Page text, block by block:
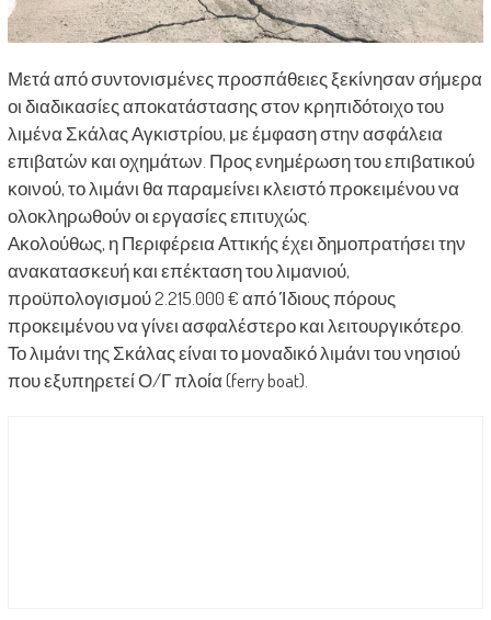
Μετά από συντονισμένες προσπάθειες ξεκίνησαν σήμερα
οι διαδικασίες αποκατάστασης στον κρηπιδότοιχο του
λιμένα Σκάλας Αγκιστρίου, με έμφαση στην ασφάλεια
επιβατών και οχημάτων. Προς ενημέρωση του επιβατικού
κοινού, το λιμάνι θα παραμείνει κλειστό προκειμένου να
ολοκληρωθούν οι εργασίες επιτυχώς.
Ακολούθως, η Περιφέρεια Αττικής έχει δημοπρατήσει την
ανακατασκευή και επέκταση του λιμανιού,
προϋπολογισμού 2.215.000 € από Ίδιους πόρους
προκειμένου να γίνει ασφαλέστερο και λειτουργικότερο.
Το λιμάνι της Σκάλας είναι το μοναδικό λιμάνι του νησιού
που εξυπηρετεί Ο/Γ πλοία (ferry boat).